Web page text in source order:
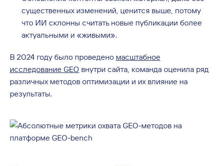
существенных изменений, ценится выше, потому
что ИИ склонны считать новые публикации более
актуальными и «живыми».
В 2024 году было проведено масштабное
исследование GEO внутри сайта, команда оценила ряд
различных методов оптимизации и их влияние на
результаты.